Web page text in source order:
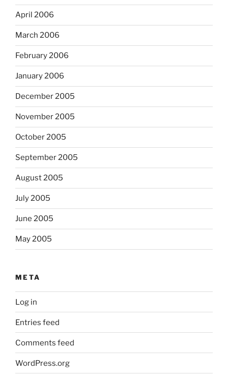
April 2006
March 2006
February 2006
January 2006
December 2005
November 2005
October 2005
September 2005
August 2005
July 2005
June 2005
May 2005
META
Log in
Entries feed
Comments feed
WordPress.org